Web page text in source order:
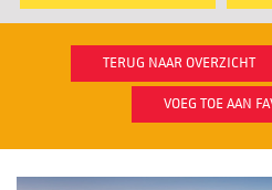
TERUG NAAR OVERZICHT
VOEG TOE AAN